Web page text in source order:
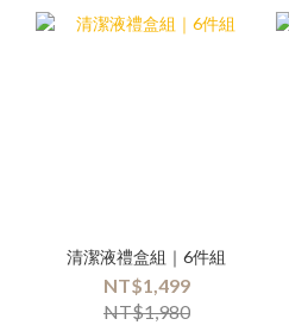
清潔液禮盒組｜6件組
NT$1,499
NT$1,980